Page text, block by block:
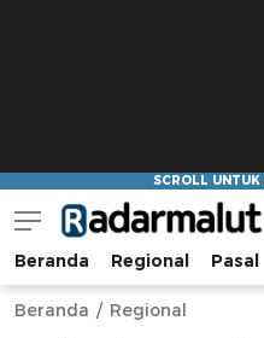
Radar Malut
Bacaan Nyindir
Beranda Regional Pasal
Beranda Regional